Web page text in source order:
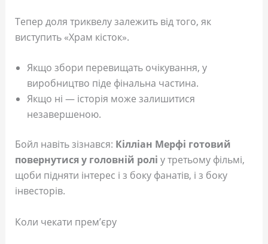
Тепер доля триквелу залежить від того, як
виступить «Храм кісток».
Якщо збори перевищать очікування, у
виробництво піде фінальна частина.
Якщо ні — історія може залишитися
незавершеною.
Бойл навіть зізнався: Кілліан Мерфі готовий
повернутися у головній ролі у третьому фільмі,
щоби підняти інтерес і з боку фанатів, і з боку
інвесторів.
Коли чекати прем’єру